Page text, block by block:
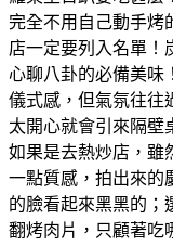
完全不用自己動手烤
店一定要列入名單！
心聊八卦的必備美味
儀式感，但氣氛往往
太開心就會引來隔壁
如果是去熱炒店，雖
一點質感，拍出來的
的臉看起來黑黑的；
翻烤肉片，只顧著吃